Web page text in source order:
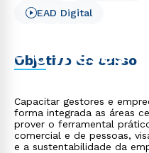
MBA Gestão Empresarial -
- 6 meses
EAD Digital
Objetivo do curso
Capacitar gestores e
forma integrada as áreas
prover o ferramental
comercial e de pessoas,
e a sustentabilidade da